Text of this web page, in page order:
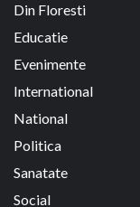
Din Floresti
Educatie
Evenimente
International
National
Politica
Sanatate
Social